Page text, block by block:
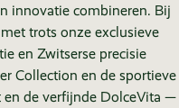
innovatie combineren. Bij
trots onze exclusieve
en Zwitserse precisie
Collection en de sportieve
de verfijnde DolceVita —